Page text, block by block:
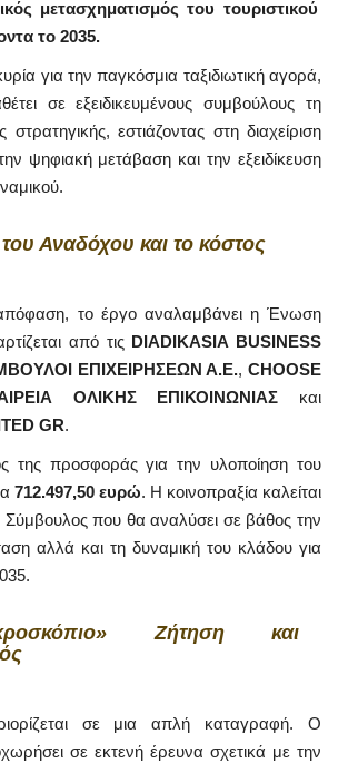
μετασχηματισμός του τουριστικού
το 2035.
για την παγκόσμια ταξιδιωτική αγορά,
σε εξειδικευμένους συμβούλους τη
εστιάζοντας στη διαχείριση
ψηφιακή μετάβαση και την εξειδίκευση
Αναδόχου και το κόστος
το έργο αναλαμβάνει η Ένωση
από τις DIADIKASIA BUSINESS
ΕΠΙΧΕΙΡΗΣΕΩΝ Α.Ε., CHOOSE
ΟΛΙΚΗΣ ΕΠΙΚΟΙΝΩΝΙΑΣ και
GR.
της προσφοράς για την υλοποίηση του
712.497,50 ευρώ. Η κοινοπραξία καλείται
Σύμβουλος που θα αναλύσει σε βάθος την
αλλά και τη δυναμική του κλάδου για
Ζήτηση και
σε μια απλή καταγραφή. Ο
σε εκτενή έρευνα σχετικά με την